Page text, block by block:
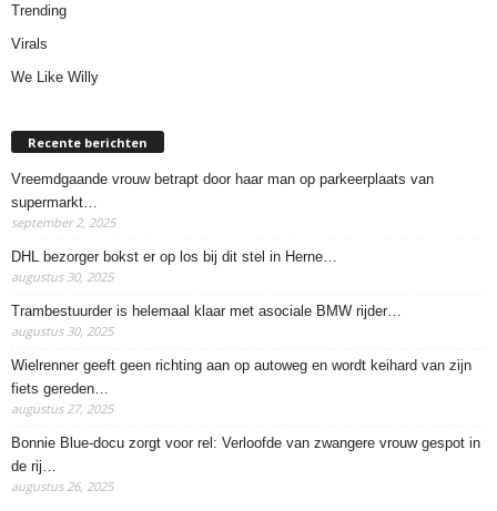
Trending
Virals
We Like Willy
Recente berichten
Vreemdgaande vrouw betrapt door haar man op parkeerplaats van
supermarkt…
september 2, 2025
DHL bezorger bokst er op los bij dit stel in Herne…
augustus 30, 2025
Trambestuurder is helemaal klaar met asociale BMW rijder…
augustus 30, 2025
Wielrenner geeft geen richting aan op autoweg en wordt keihard van zijn
fiets gereden…
augustus 27, 2025
Bonnie Blue-docu zorgt voor rel: Verloofde van zwangere vrouw gespot in
de rij…
augustus 26, 2025